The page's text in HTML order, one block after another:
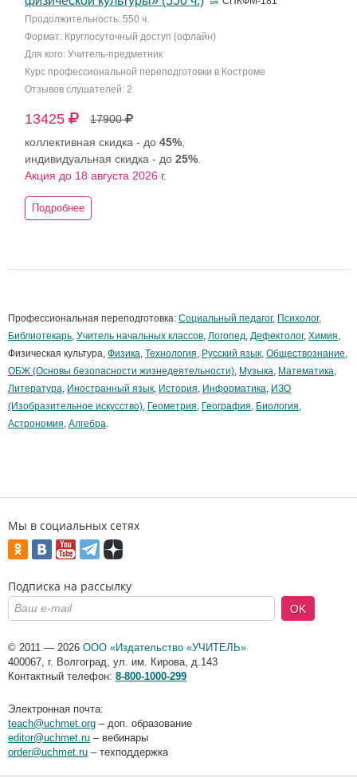
Продолжительность: 550 ч.
Формат: Круглосуточный доступ (офлайн)
Для кого: Учитель-предметник
Курс профессиональной переподготовки в Костроме
Отзывов слушателей: 2
13425
17900
коллективная скидка - до 45%
индивидуальная скидка - до 25%
Акция до 18 августа 2026 г.
Подробнее
Профессиональная переподготовка: Социальный педагог, Психолог,
Библиотекарь, Учитель начальных классов, Логопед, Дефектолог, Химия,
Физическая культура, Физика, Технология, Русский язык, Обществознание,
ОБЖ (Основы безопасности жизнедеятельности), Музыка, Математика,
Литература, Иностранный язык, История, Информатика, ИЗО
(Изобразительное искусство), Геометрия, География, Биология,
Астрономия, Алгебра.
Мы в социальных сетях
Подписка на рассылку
OK
© 2011 — 2026 ООО «Издательство «УЧИТЕЛЬ»
400067, г. Волгоград, ул. им. Кирова, д.143
Контактный телефон: 8-800-1000-299
Электронная почта:
teach@uchmet.org – доп. образование
editor@uchmet.ru – вебинары
order@uchmet.ru – техподдержка